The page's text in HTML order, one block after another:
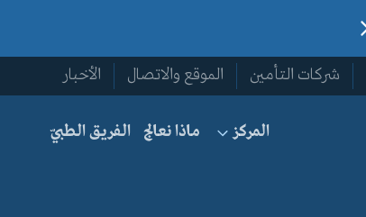
شركات التأمين الموقع والاتصال الأخبار
المركز ماذا نعالج الفريق الطبيّ